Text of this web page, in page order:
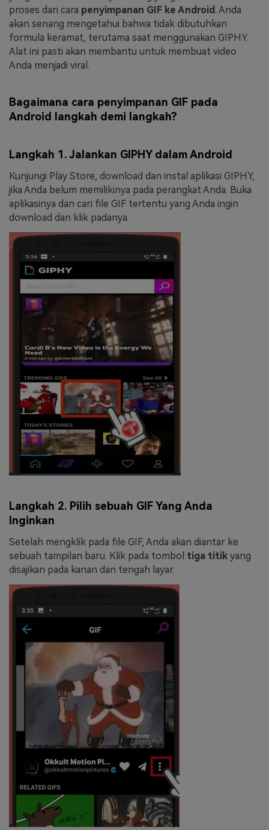
proses dari cara penyimpanan GIF ke Android . Anda
akan senang mengetahui bahwa tidak dibutuhkan
formula keramat, terutama saat menggunakan GIPHY.
Alat ini pasti akan membantu untuk membuat video
Anda menjadi viral.
Bagaimana cara penyimpanan GIF pada
Android langkah demi langkah?
Langkah 1. Jalankan GIPHY dalam Android
Kunjungi Play Store, download dan instal aplikasi GIPHY,
jika Anda belum memilikinya pada perangkat Anda. Buka
aplikasinya dan cari file GIF tertentu yang Anda ingin
download dan klik padanya.
Langkah 2. Pilih sebuah GIF Yang Anda
Inginkan
Setelah mengklik pada file GIF, Anda akan diantar ke
sebuah tampilan baru. Klik pada tombol tiga titik yang
disajikan pada kanan dan tengah layar.